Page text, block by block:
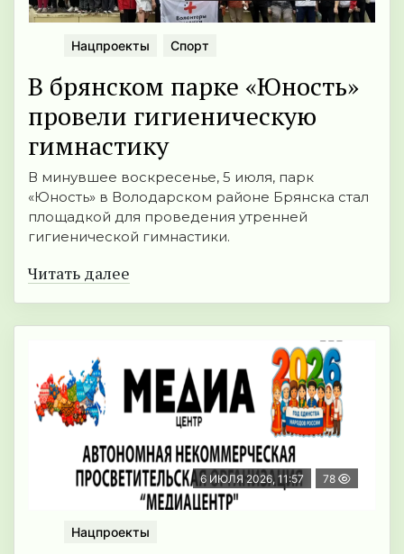
Нацпроекты Спорт
В брянском парке «Юность»
провели гигиеническую
гимнастику
В минувшее воскресенье, 5 июля, парк
«Юность» в Володарском районе Брянска стал
площадкой для проведения утренней
гигиенической гимнастики.
Читать далее
6 ИЮЛЯ 2026, 11:57 78
Нацпроекты